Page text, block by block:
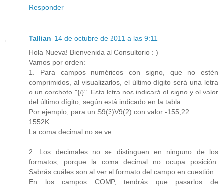
Responder
Tallian 14 de octubre de 2011 a las 9:11
Hola Nueva! Bienvenida al Consultorio : )
Vamos por orden:
1. Para campos numéricos con signo, que no estén
comprimidos, al visualizarlos, el último dígito será una letra
o un corchete "{/}". Esta letra nos indicará el signo y el valor
del último dígito, según está indicado en la tabla.
Por ejemplo, para un S9(3)V9(2) con valor -155,22:
1552K
La coma decimal no se ve.
2. Los decimales no se distinguen en ninguno de los
formatos, porque la coma decimal no ocupa posición.
Sabrás cuáles son al ver el formato del campo en cuestión.
En los campos COMP, tendrás que pasarlos de